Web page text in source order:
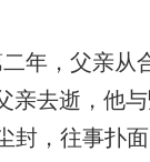
年，父亲
亲去逝，他
封，往事扑